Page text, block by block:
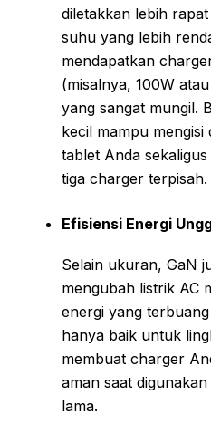
diletakkan lebih
suhu yang lebih
mendapatkan
(misalnya, 100W
yang sangat mungil.
kecil mampu
tablet Anda
tiga charger terpisah.
Efisiensi Energi
Selain ukuran, GaN
mengubah listrik AC
energi yang
hanya baik untuk
membuat charger
aman saat
lama.